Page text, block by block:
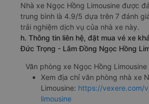
Nhà xe Ngọc Hồng Limousine được
trung bình là 4.9/5 dựa trên 7 đánh
trải nghiệm dịch vụ của nhà xe này.
h. Thông tin liên hệ, đặt mua vé xe
Đức Trọng - Lâm Đồng Ngọc Hồng
Văn phòng xe Ngọc Hồng
Xem địa chỉ văn phòng nhà xe
Limousine: https://vexere.com/
limousine